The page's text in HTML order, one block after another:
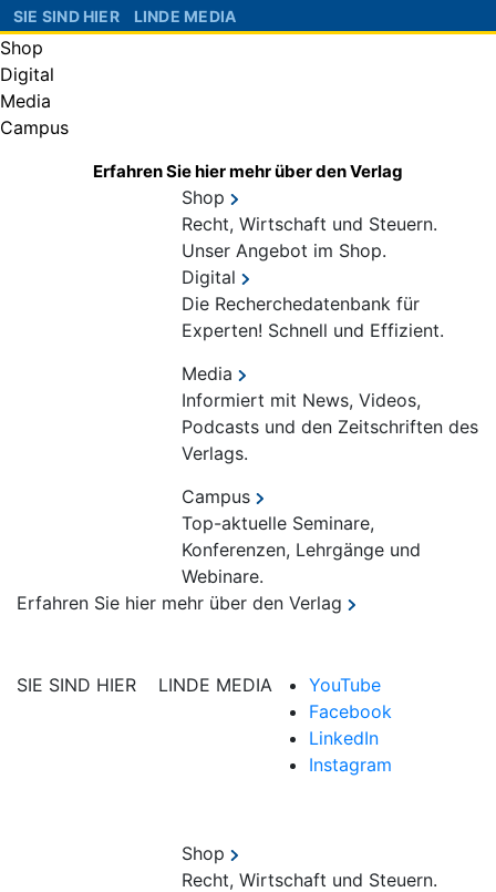
SIE SIND HIER LINDE MEDIA
Shop
Digital
Media
Campus
Erfahren Sie hier mehr über den Verlag
Shop
Recht, Wirtschaft und Steuern.
Unser Angebot im Shop.
Digital
Die Recherchedatenbank für
Experten! Schnell und Effizient.
Media
Informiert mit News, Videos,
Podcasts und den Zeitschriften des
Verlags.
Campus
Top-aktuelle Seminare,
Konferenzen, Lehrgänge und
Webinare.
Erfahren Sie hier mehr über den Verlag
SIE SIND HIER LINDE MEDIA
YouTube
Facebook
LinkedIn
Instagram
Shop
Recht, Wirtschaft und Steuern.